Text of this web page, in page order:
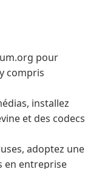
pour
compris
installez
et des codecs
adoptez une
en entreprise